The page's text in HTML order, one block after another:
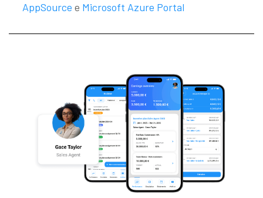
AppSource e Microsoft Azure Portal